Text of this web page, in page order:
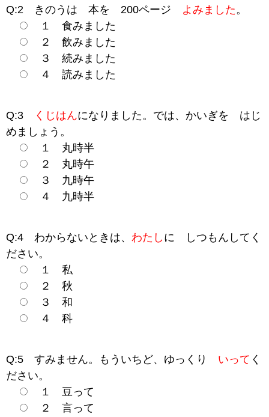
Q:2 きのうは 本を 200ページ よみました 。
１ 食みました
２ 飲みました
３ 続みました
４ 読みました
Q:3 くじはんになりました。では、かいぎを はじ
めましょう。
１ 丸時半
２ 丸時午
３ 九時午
４ 九時半
Q:4 わからないときは、 わたし に しつもんしてく
ださい。
１ 私
２ 秋
３ 和
４ 科
Q:5 すみません。もういちど、ゆっくり いって く
ださい。
１ 豆って
２ 言って